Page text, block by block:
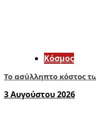
Κόσμος
Το ασύλληπτο κόστος
3 Αυγούστου 2026